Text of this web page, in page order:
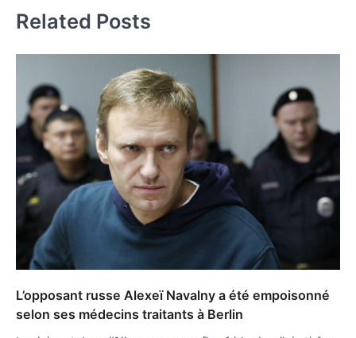
Related Posts
L’opposant russe Alexeï Navalny a été empoisonné
selon ses médecins traitants à Berlin